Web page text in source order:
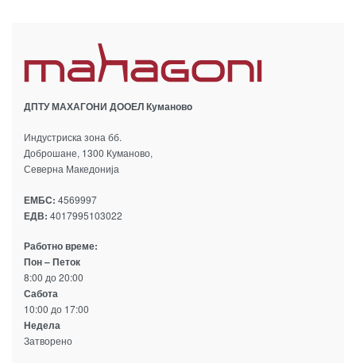
ДПТУ МАХАГОНИ ДООЕЛ Кумановo
Индустриска зона бб.
Доброшане, 1300 Куманово,
Северна Македонија
ЕМБС: 4569997
ЕДВ: 4017995103022
Работно време:
Пон – Петок
8:00 до 20:00
Сабота
10:00 до 17:00
Недела
Затворено